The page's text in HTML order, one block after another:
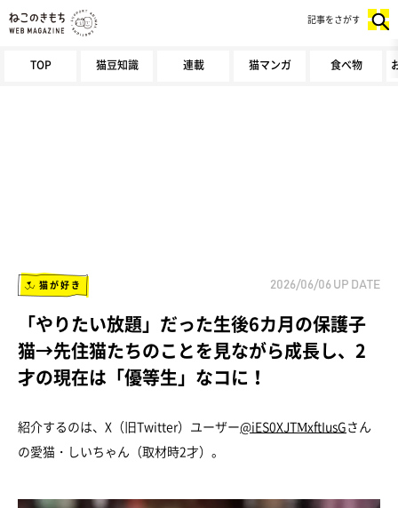
TOP 猫豆知識 連載 猫マンガ 食べ物
記事をさがす
猫が好き 2026/06/06 UP DATE
「やりたい放題」だった生後6カ月の保護子
猫→先住猫たちのことを見ながら成長し、2
才の現在は「優等生」なコに！
紹介するのは、X（旧Twitter）ユーザー@iES0XJTMxftIusGさん
の愛猫・しいちゃん（取材時2才）。